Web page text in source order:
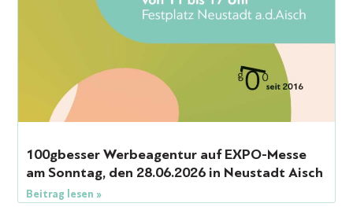
100gbesser Werbeagentur auf EXPO-Messe
am Sonntag, den 28.06.2026 in Neustadt Aisch
Beitrag lesen »